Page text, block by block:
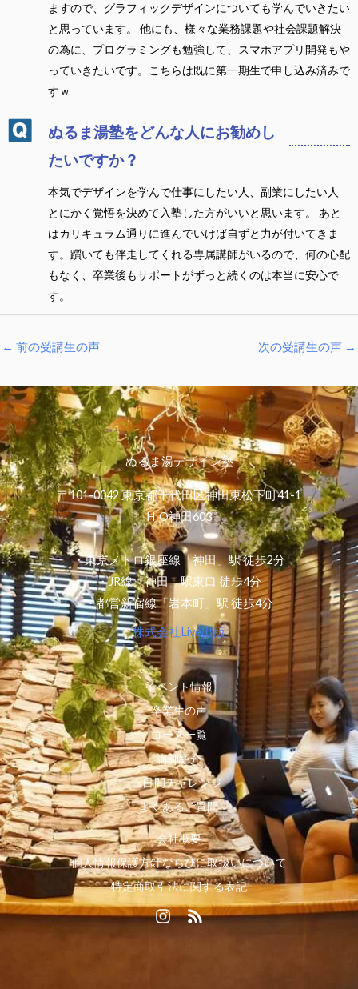
ますので、グラフィックデザインについても学んでいきたい
と思っています。 他にも、様々な業務課題や社会課題解決
の為に、プログラミングも勉強して、スマホアプリ開発もや
っていきたいです。こちらは既に第一期生で申し込み済みで
すｗ
ぬるま湯塾をどんな人にお勧めし
たいですか？
本気でデザインを学んで仕事にしたい人、副業にしたい人
とにかく覚悟を決めて入塾した方がいいと思います。 あと
はカリキュラム通りに進んでいけば自ずと力が付いてきま
す。躓いても伴走してくれる専属講師がいるので、何の心配
もなく、卒業後もサポートがずっと続くのは本当に安心で
す。
← 前の受講生の声 次の受講生の声 →
ぬるま湯デザイン塾
〒101-0042 東京都千代田区神田東松下町41-1
H¹O神田603
・東京メトロ銀座線「神田」駅 徒歩2分
・JR線「神田」駅東口 徒歩4分
・都営新宿線「岩本町」駅 徒歩4分
株式会社Live出版
イベント情報
卒業生の声
コース一覧
講師紹介
5日間チャレンジ
よくあるご質問
会社概要
個人情報保護方針ならびに取扱いについて
特定商取引法に関する表記
I
n
R
s